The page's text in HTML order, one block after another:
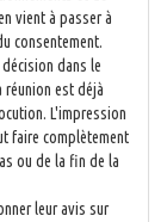
vient à passer à
consentement.
dans le
réunion est déjà
L'impression
faire complètement
ou de la fin de la
leur avis sur